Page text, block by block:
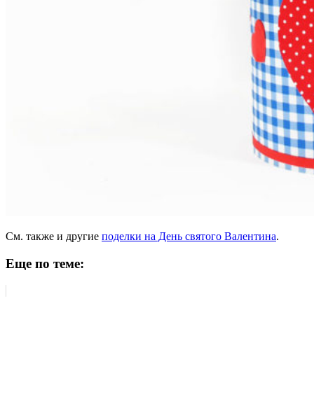
См. также и другие поделки на День святого Валентина.
Еще по теме: